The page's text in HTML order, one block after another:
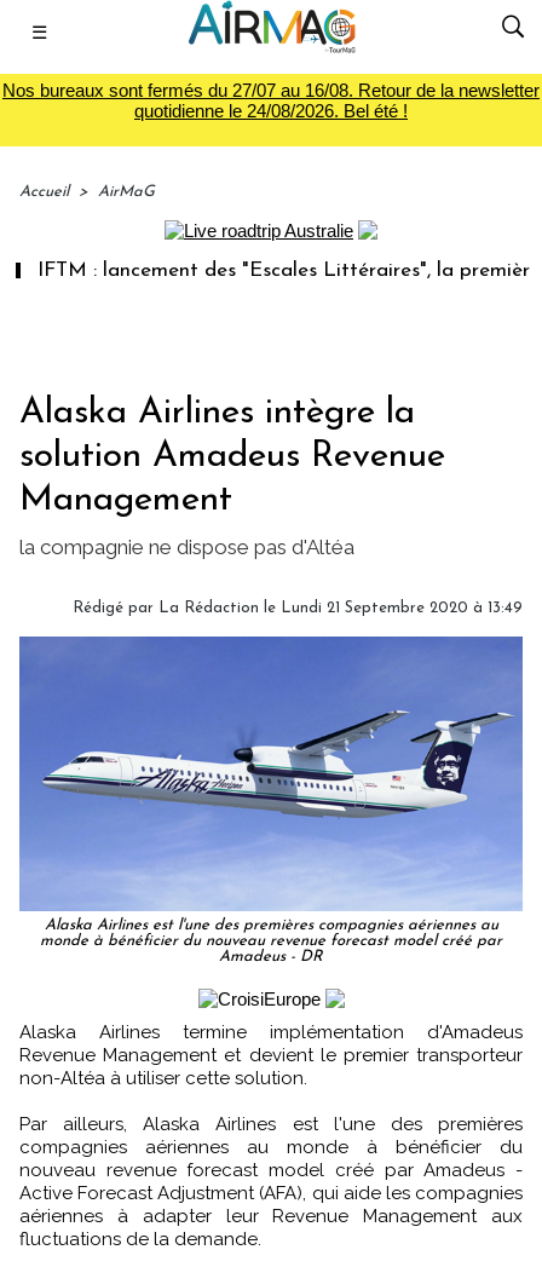
☰
Nos bureaux sont fermés du 27/07 au 16/08. Retour de la newsletter
quotidienne le 24/08/2026. Bel été !
Accueil > AirMaG
IFTM : lancement des "Escales Littéraires", la première
Alaska Airlines intègre la
solution Amadeus Revenue
Management
la compagnie ne dispose pas d'Altéa
Rédigé par La Rédaction le Lundi 21 Septembre 2020 à 13:49
Alaska Airlines est l'une des premières compagnies aériennes au
monde à bénéficier du nouveau revenue forecast model créé par
Amadeus - DR
Alaska Airlines termine implémentation d'Amadeus
Revenue Management et devient le premier transporteur
non-Altéa à utiliser cette solution.
Par ailleurs, Alaska Airlines est l'une des premières
compagnies aériennes au monde à bénéficier du
nouveau revenue forecast model créé par Amadeus -
Active Forecast Adjustment (AFA), qui aide les compagnies
aériennes à adapter leur Revenue Management aux
fluctuations de la demande.